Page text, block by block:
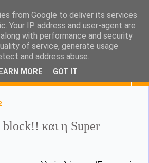
without you...tea
και η Super
from Google to deliver its services
Your IP address and user-agent are
with performance and security
of service, generate usage
and address abuse.
MORE GOT IT